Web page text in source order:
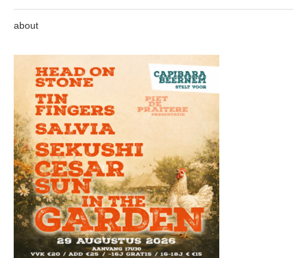
about